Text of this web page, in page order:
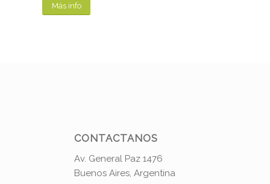
Más info
CONTACTANOS
Av. General Paz 1476
Buenos Aires, Argentina